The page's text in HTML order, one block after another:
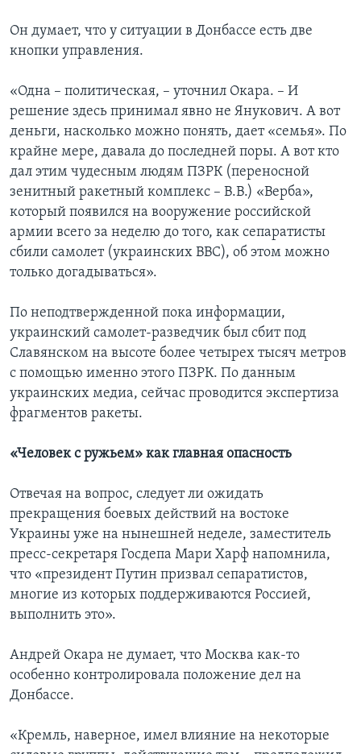
Он думает, что у ситуации в Донбассе есть две
кнопки управления.
«Одна – политическая, – уточнил Окара. – И
решение здесь принимал явно не Янукович. А вот
деньги, насколько можно понять, дает «семья». По
крайне мере, давала до последней поры. А вот кто
дал этим чудесным людям ПЗРК (переносной
зенитный ракетный комплекс – В.В.) «Верба»,
который появился на вооружение российской
армии всего за неделю до того, как сепаратисты
сбили самолет (украинских ВВС), об этом можно
только догадываться».
По неподтвержденной пока информации,
украинский самолет-разведчик был сбит под
Славянском на высоте более четырех тысяч метров
с помощью именно этого ПЗРК. По данным
украинских медиа, сейчас проводится экспертиза
фрагментов ракеты.
«Человек с ружьем» как главная опасность
Отвечая на вопрос, следует ли ожидать
прекращения боевых действий на востоке
Украины уже на нынешней неделе, заместитель
пресс-секретаря Госдепа Мари Харф напомнила,
что «президент Путин призвал сепаратистов,
многие из которых поддерживаются Россией,
выполнить это».
Андрей Окара не думает, что Москва как-то
особенно контролировала положение дел на
Донбассе.
«Кремль, наверное, имел влияние на некоторые